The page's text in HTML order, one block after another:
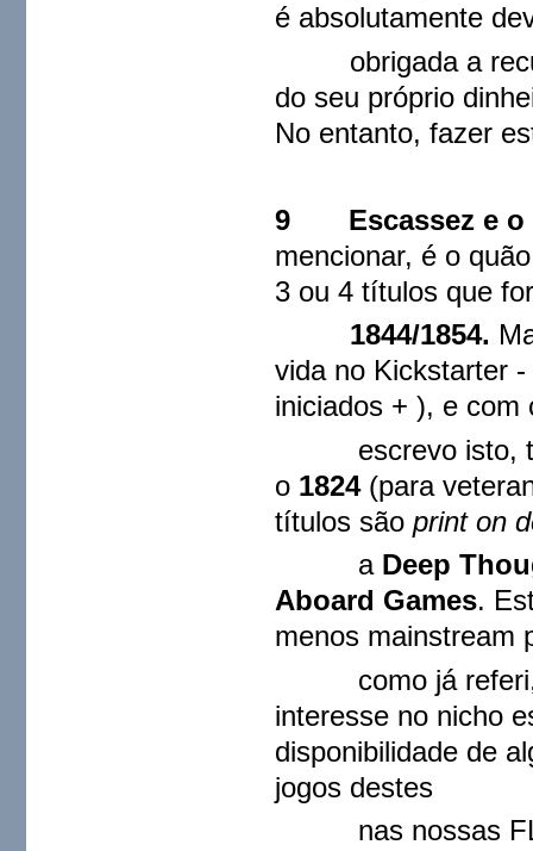
é absolutamente
obrigada a
do seu próprio
No entanto, fazer
9 Escassez e o
mencionar, é o
3 ou 4 títulos que
1844/1854.
vida no Kickstarter -
iniciados + ), e com
escrevo isto,
o 1824(para
títulos sãoprint on
a Deep
Aboard Games.
menos mainstream
como já referi,
interesse no nicho
disponibilidade de
jogos destes
nas nossas